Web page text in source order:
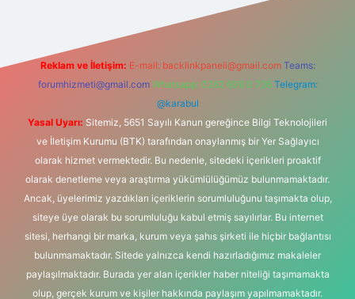
Reklam ve İletişim: E-mail: backlinkpaneli@gmail.com Teams:
forumhizmeti@gmail.com Whatsapp: 0262 606 0 726 Telegram:
@karabul
Yasal Uyarı: Sitemiz, 5651 Sayılı Kanun gereğince Bilgi Teknolojileri
ve İletişim Kurumu (BTK) tarafından onaylanmış bir Yer Sağlayıcı
olarak hizmet vermektedir. Bu nedenle, sitedeki içerikleri proaktif
olarak denetleme veya araştırma yükümlülüğümüz bulunmamaktadır.
Ancak, üyelerimiz yazdıkları içeriklerin sorumluluğunu taşımakta olup,
siteye üye olarak bu sorumluluğu kabul etmiş sayılırlar. Bu internet
sitesi, herhangi bir marka, kurum veya şahıs şirketi ile hiçbir bağlantısı
bulunmamaktadır. Sitede yalnızca kendi hazırladığımız makaleler
paylaşılmaktadır. Burada yer alan içerikler haber niteliği taşımamakta
olup, gerçek kurum ve kişiler hakkında paylaşım yapılmamaktadır.